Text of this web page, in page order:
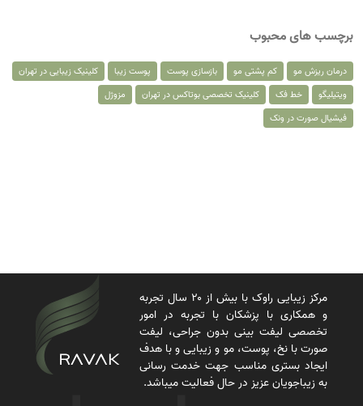
برچسب های محبوب
درمان ریزش مو کم پشتی مو بازسازی پوست پوست زیبا
کلینیک زیبایی در تهران
ویتیلیگو
خط فک کلینیک تخصصی بوتاکس در تهران
مزوژل
فیشیال صورت در ونک
مرکز زیبایی راوک با بیش از ۲۰ سال تجربه
و همکاری با پزشکان با تجربه در امور
تخصصی لیفت بینی بدون جراحی، لیفت
صورت با نخ، پوست، مو و زیبایی و با هدف
ایجاد بستری مناسب جهت خدمت رسانی
به زیباجویان عزیز در حال فعالیت میباشد.